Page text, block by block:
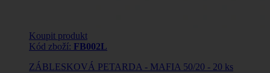
Koupit produkt
Kód zboží: FB002L
ZÁBLESKOVÁ PETARDA - MAFIA 50/20 - 20 ks